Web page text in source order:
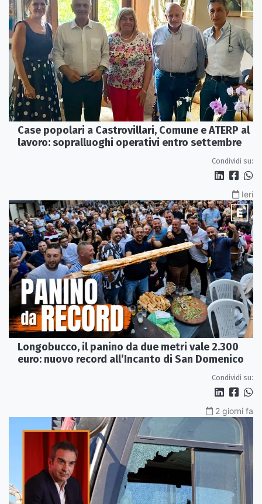
Case popolari a Castrovillari, Comune e ATERP al
lavoro: sopralluoghi operativi entro settembre
Condividi su:
Ieri
Longobucco, il panino da due metri vale 2.300
euro: nuovo record all’Incanto di San Domenico
Condividi su:
2 giorni fa